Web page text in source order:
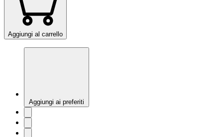
Aggiungi al carrello
Aggiungi ai preferiti